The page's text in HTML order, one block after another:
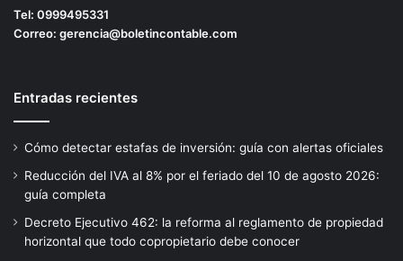
Tel: 0999495331
Correo: gerencia@boletincontable.com
Entradas recientes
Cómo detectar estafas de inversión: guía con alertas oficiales
Reducción del IVA al 8% por el feriado del 10 de agosto 2026:
guía completa
Decreto Ejecutivo 462: la reforma al reglamento de propiedad
horizontal que todo copropietario debe conocer